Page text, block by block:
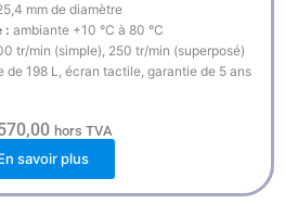
mm de diamètre
: ambiante +10 °C à 80 °C
tr/min (simple), 250 tr/min (superposé)
de 198 L, écran tactile, garantie de 5 ans
hors TVA
savoir plus